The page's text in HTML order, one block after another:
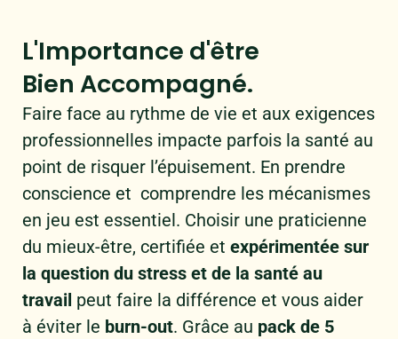
L'Importance d'être
Bien Accompagné.
Faire face au rythme de vie et aux exigences
professionnelles impacte parfois la santé au
point de risquer l’épuisement. En prendre
conscience et comprendre les mécanismes
en jeu est essentiel. Choisir une praticienne
du mieux-être, certifiée et expérimentée sur
la question du stress et de la santé au
travail peut faire la différence et vous aider
à éviter le burn-out. Grâce au pack de 5